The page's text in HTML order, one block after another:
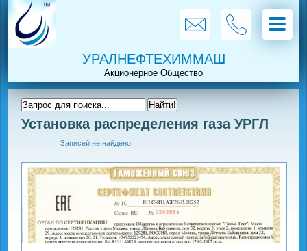
УРАЛНЕФТЕХИММАШ
Установка распределения газа УРГЛ
Записей не найдено.